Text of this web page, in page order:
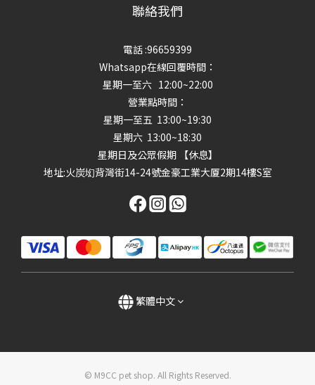
聯絡我們
電話 :96659399
Whatsapp在線回覆時間：
星期一至六 12:00~22:00
營業點時間：
星期一至五 13:00~19:30
星期六 13:00~18:30
星期日及公眾假期 【休息】
地址:火炭㘭背灣街14-24號金豪工業大厦2期14樓S室
繁體中文
© M9CC pet shop. All Rights Reserved.